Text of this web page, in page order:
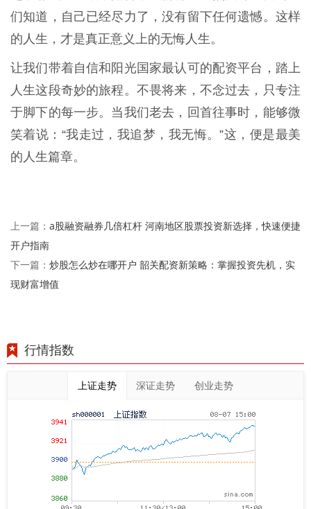
们知道，自己已经尽力了，没有留下任何遗憾。这样
的人生，才是真正意义上的无悔人生。
让我们带着自信和阳光国家最认可的配资平台，踏上
人生这段奇妙的旅程。不畏将来，不念过去，只专注
于脚下的每一步。当我们老去，回首往事时，能够微
笑着说：“我走过，我追梦，我无悔。”这，便是最美
的人生篇章。
上一篇： a股融资融券几倍杠杆 河南地区股票投资新选择，快速便捷
开户指南
下一篇： 炒股怎么炒在哪开户 韶关配资新策略：掌握投资先机，实
现财富增值
行情指数
上证走势 深证走势 创业走势